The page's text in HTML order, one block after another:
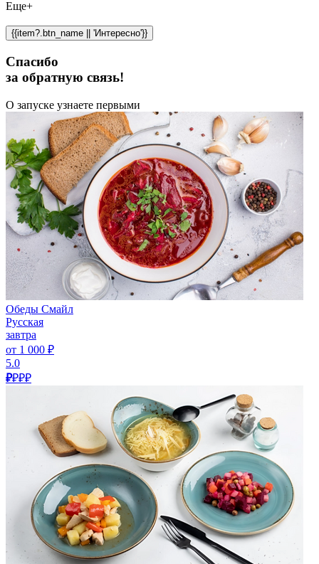
Еще+
{{item?.btn_name || 'Интересно'}}
Спасибо
за обратную связь!
О запуске узнаете первыми
Обеды Смайл
Русская
завтра
от 1 000 ₽
5.0
₽₽₽₽